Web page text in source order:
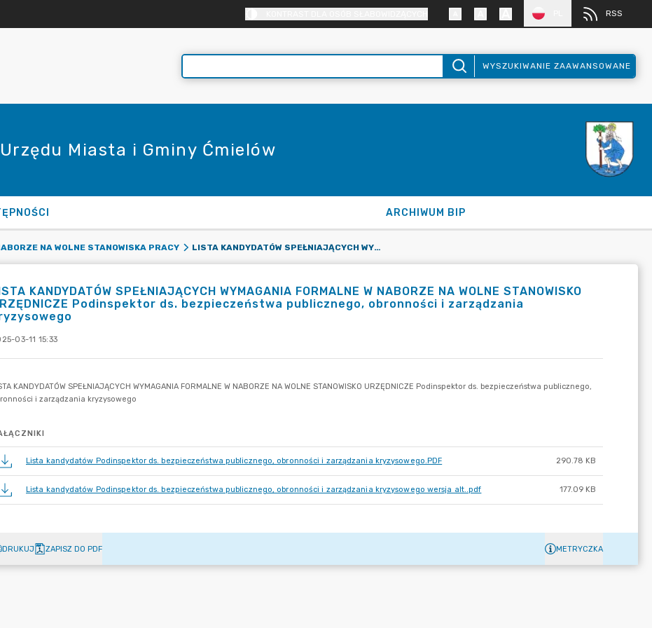
RSS
WYSZUKIWANIE ZAAWANSOWANE
Miasta i Gminy Ćmielów
ARCHIWUM BIP
NA WOLNE STANOWISKA PRACY LISTA KANDYDATÓW SPEŁNIAJĄCYCH WYMAGANIA FORMALNE W NABORZE NA WOLNE STANOWISKO URZĘDNICZE PODINSPEKTOR DS. BEZPIECZEŃSTWA PUBLICZNEGO, OBRONNOŚCI I ZARZĄDZANIA KRYZYSOWEGO
KANDYDATÓW SPEŁNIAJĄCYCH WYMAGANIA FORMALNE W NABORZE NA WOLNE STANOWISKO
Podinspektor ds. bezpieczeństwa publicznego, obronności i zarządzania
03-11 15:33
Lista kandydatów Podinspektor ds. bezpieczeństwa publicznego, obronności i zarządzania kryzysowego.PDF 290.78 KB
Lista kandydatów Podinspektor ds. bezpieczeństwa publicznego, obronności i zarządzania kryzysowego wersja alt..pdf 177.09 KB
DRUKUJ ZAPISZ DO PDF METRYCZKA